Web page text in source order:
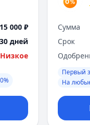
000 ₽
дней
Низкое
Сумма
Срок
Первый
На